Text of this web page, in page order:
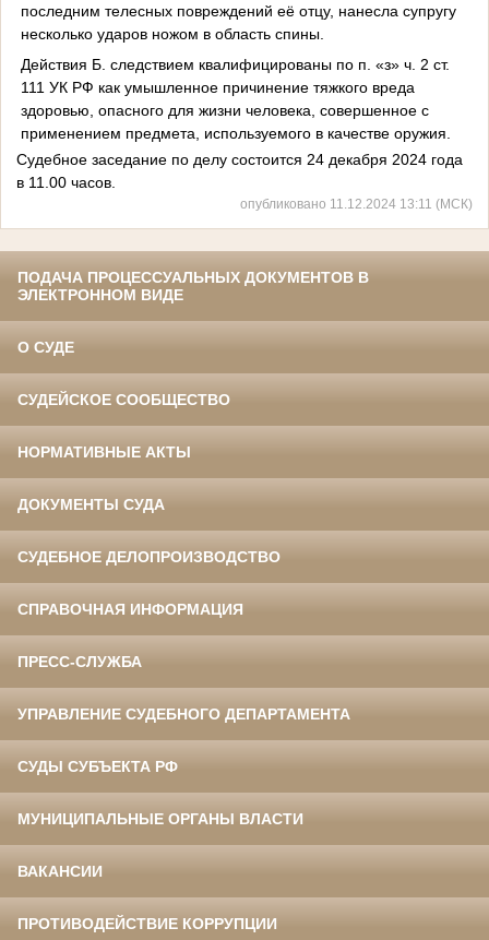
последним телесных повреждений её отцу, нанесла супругу
несколько ударов ножом в область спины.
Действия Б. следствием квалифицированы по п. «з» ч. 2 ст.
111 УК РФ как умышленное причинение тяжкого вреда
здоровью, опасного для жизни человека, совершенное с
применением предмета, используемого в качестве оружия.
Судебное заседание по делу состоится 24 декабря 2024 года
в 11.00 часов.
опубликовано 11.12.2024 13:11 (МСК)
ПОДАЧА ПРОЦЕССУАЛЬНЫХ ДОКУМЕНТОВ В
ЭЛЕКТРОННОМ ВИДЕ
О СУДЕ
СУДЕЙСКОЕ СООБЩЕСТВО
НОРМАТИВНЫЕ АКТЫ
ДОКУМЕНТЫ СУДА
СУДЕБНОЕ ДЕЛОПРОИЗВОДСТВО
СПРАВОЧНАЯ ИНФОРМАЦИЯ
ПРЕСС-СЛУЖБА
УПРАВЛЕНИЕ СУДЕБНОГО ДЕПАРТАМЕНТА
СУДЫ СУБЪЕКТА РФ
МУНИЦИПАЛЬНЫЕ ОРГАНЫ ВЛАСТИ
ВАКАНСИИ
ПРОТИВОДЕЙСТВИЕ КОРРУПЦИИ